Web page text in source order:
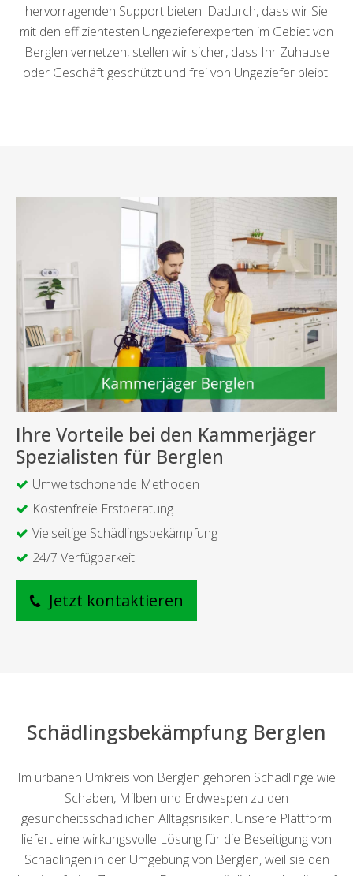
hervorragenden Support bieten. Dadurch, dass wir Sie
mit den effizientesten Ungezieferexperten im Gebiet von
Berglen vernetzen, stellen wir sicher, dass Ihr Zuhause
oder Geschäft geschützt und frei von Ungeziefer bleibt.
Ihre Vorteile bei den Kammerjäger
Spezialisten für Berglen
Umweltschonende Methoden
Kostenfreie Erstberatung
Vielseitige Schädlingsbekämpfung
24/7 Verfügbarkeit
Jetzt kontaktieren
Schädlingsbekämpfung Berglen
Im urbanen Umkreis von Berglen gehören Schädlinge wie
Schaben, Milben und Erdwespen zu den
gesundheitsschädlichen Alltagsrisiken. Unsere Plattform
liefert eine wirkungsvolle Lösung für die Beseitigung von
Schädlingen in der Umgebung von Berglen, weil sie den